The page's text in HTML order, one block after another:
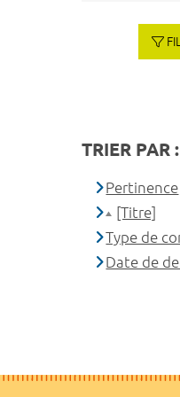
TRIER PAR :
Pertinence
[Titre]
Type de
Date de